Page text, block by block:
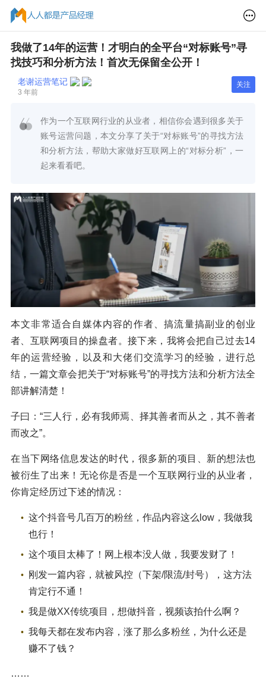
我做了14年的运营！才明白的全平台“对标账号”寻
找技巧和分析方法！首次无保留全公开！
老谢运营笔记
3 年前
关注
作为一个互联网行业的从业者，相信你会遇到很多关于
账号运营问题，本文分享了关于“对标账号”的寻找方法
和分析方法，帮助大家做好互联网上的“对标分析”，一
起来看看吧。
本文非常适合自媒体内容的作者、搞流量搞副业的创业
者、互联网项目的操盘者。接下来，我将会把自己过去14
年的运营经验，以及和大佬们交流学习的经验，进行总
结，一篇文章会把关于“对标账号”的寻找方法和分析方法全
部讲解清楚！
子曰：“三人行，必有我师焉、择其善者而从之，其不善者
而改之”。
在当下网络信息发达的时代，很多新的项目、新的想法也
被衍生了出来！无论你是否是一个互联网行业的从业者，
你肯定经历过下述的情况：
这个抖音号几百万的粉丝，作品内容这么low，我做我
也行！
这个项目太棒了！网上根本没人做，我要发财了！
刚发一篇内容，就被风控（下架/限流/封号），这方法
肯定行不通！
我是做XX传统项目，想做抖音，视频该拍什么啊？
我每天都在发布内容，涨了那么多粉丝，为什么还是
赚不了钱？
……